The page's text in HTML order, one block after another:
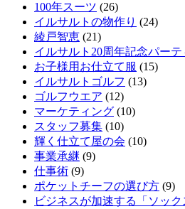
100年スーツ (26)
イルサルトの物作り (24)
綾戸智恵 (21)
イルサルト20周年記念パーテ
お子様用お仕立て服 (15)
イルサルトゴルフ (13)
ゴルフウエア (12)
マーケティング (10)
スタッフ募集 (10)
輝く仕立て屋の会 (10)
事業承継 (9)
仕事術 (9)
ポケットチーフの選び方 (9)
ビジネスが加速する「ソック